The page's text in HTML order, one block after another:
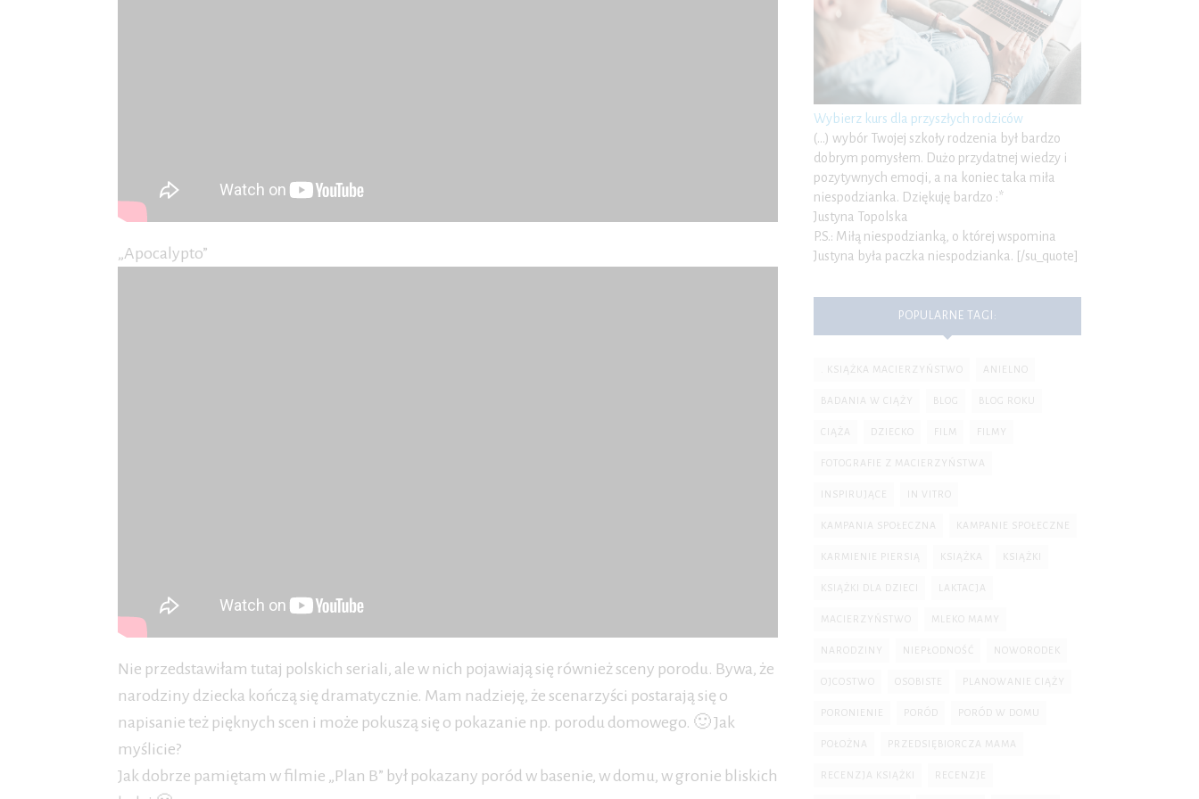
„Apocalypto”
Nie przedstawiłam tutaj polskich seriali, ale w nich pojawiają się również sceny porodu. Bywa, że
narodziny dziecka kończą się dramatycznie. Mam nadzieję, że scenarzyści postarają się o
napisanie też pięknych scen i może pokuszą się o pokazanie np. porodu domowego. 🙂 Jak
myślicie?
Jak dobrze pamiętam w filmie „Plan B” był pokazany poród w basenie, w domu, w gronie bliskich
Wybierz kurs dla przyszłych rodziców
(…) wybór Twojej szkoły rodzenia był bardzo
dobrym pomysłem. Dużo przydatnej wiedzy i
pozytywnych emocji, a na koniec taka miła
niespodzianka. Dziękuję bardzo :*
Justyna Topolska
P.S.: Miłą niespodzianką, o której wspomina
Justyna była paczka niespodzianka. [/su_quote]
POPULARNE TAGI:
. KSIĄŻKA MACIERZYŃSTWO ANIELNO
BADANIA W CIĄŻY BLOG BLOG ROKU
CIĄŻA DZIECKO FILM FILMY
FOTOGRAFIE Z MACIERZYŃSTWA
INSPIRUJĄCE IN VITRO
KAMPANIA SPOŁECZNA KAMPANIE SPOŁECZNE
KARMIENIE PIERSIĄ KSIĄŻKA KSIĄŻKI
KSIĄŻKI DLA DZIECI LAKTACJA
MACIERZYŃSTWO MLEKO MAMY
NARODZINY NIEPŁODNOŚĆ NOWORODEK
OJCOSTWO OSOBISTE PLANOWANIE CIĄŻY
PORONIENIE PORÓD PORÓD W DOMU
POŁOŻNA PRZEDSIĘBIORCZA MAMA
RECENZJA KSIĄŻKI RECENZJE